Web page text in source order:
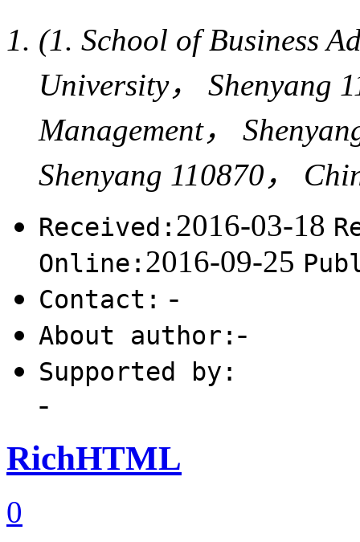
(1. School of Business
University， Shenyang
Management，
Shenyang 110870，
Received: 2016-03-18
Online: 2016-09-25
Contact: -
About author: -
Supported by:
-
RichHTML
0